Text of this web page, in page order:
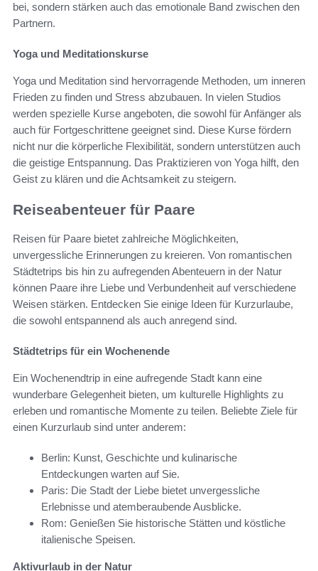
bei, sondern stärken auch das emotionale Band zwischen den
Partnern.
Yoga und Meditationskurse
Yoga und Meditation sind hervorragende Methoden, um inneren
Frieden zu finden und Stress abzubauen. In vielen Studios
werden spezielle Kurse angeboten, die sowohl für Anfänger als
auch für Fortgeschrittene geeignet sind. Diese Kurse fördern
nicht nur die körperliche Flexibilität, sondern unterstützen auch
die geistige Entspannung. Das Praktizieren von Yoga hilft, den
Geist zu klären und die Achtsamkeit zu steigern.
Reiseabenteuer für Paare
Reisen für Paare bietet zahlreiche Möglichkeiten,
unvergessliche Erinnerungen zu kreieren. Von romantischen
Städtetrips bis hin zu aufregenden Abenteuern in der Natur
können Paare ihre Liebe und Verbundenheit auf verschiedene
Weisen stärken. Entdecken Sie einige Ideen für Kurzurlaube,
die sowohl entspannend als auch anregend sind.
Städtetrips für ein Wochenende
Ein Wochenendtrip in eine aufregende Stadt kann eine
wunderbare Gelegenheit bieten, um kulturelle Highlights zu
erleben und romantische Momente zu teilen. Beliebte Ziele für
einen Kurzurlaub sind unter anderem:
Berlin: Kunst, Geschichte und kulinarische
Entdeckungen warten auf Sie.
Paris: Die Stadt der Liebe bietet unvergessliche
Erlebnisse und atemberaubende Ausblicke.
Rom: Genießen Sie historische Stätten und köstliche
italienische Speisen.
Aktivurlaub in der Natur